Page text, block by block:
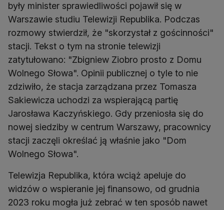
były minister sprawiedliwości pojawił się w
Warszawie studiu Telewizji Republika. Podczas
rozmowy stwierdził, że "skorzystał z gościnności"
stacji. Tekst o tym na stronie telewizji
zatytułowano: "Zbigniew Ziobro prosto z Domu
Wolnego Słowa". Opinii publicznej o tyle to nie
zdziwiło, że stacja zarządzana przez Tomasza
Sakiewicza uchodzi za wspierającą partię
Jarosława Kaczyńskiego. Gdy przeniosła się do
nowej siedziby w centrum Warszawy, pracownicy
stacji zaczęli określać ją właśnie jako "Dom
Wolnego Słowa".
Telewizja Republika, która wciąż apeluje do
widzów o wspieranie jej finansowo, od grudnia
2023 roku mogła już zebrać w ten sposób nawet